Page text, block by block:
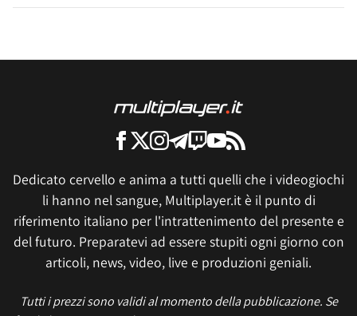
Dedicato cervello e anima a tutti quelli che i videogiochi
li hanno nel sangue, Multiplayer.it è il punto di
riferimento italiano per l'intrattenimento del presente e
del futuro. Preparatevi ad essere stupiti ogni giorno con
articoli, news, video, live e produzioni geniali.
Tutti i prezzi sono validi al momento della pubblicazione. Se